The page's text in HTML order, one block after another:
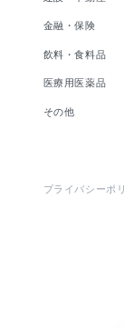
金融・保険
飲料・食料品
医療用医薬品
その他
プライバシーポ